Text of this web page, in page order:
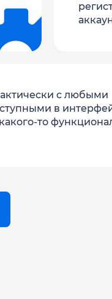
с любыми
в